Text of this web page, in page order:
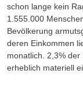
schon lange kein
1.555.000
Bevölkerung
deren Einkommen
monatlich. 2,3%
erheblich materiell